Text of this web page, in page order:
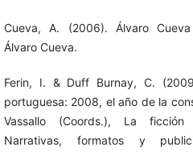
Cueva, A. (2006). Álvaro
Álvaro Cueva.
Ferin, I. & Duff Burnay, C.
portuguesa: 2008, el año de la
Vassallo (Coords.), La ficción
Narrativas, formatos y